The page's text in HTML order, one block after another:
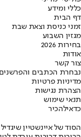
כללי ומידע
דף הבית
זמני כניסת וצאת שבת
מגזין השבוע
בחירות 2026
אודות
צור קשר
נבחרת הכתבים והפרשנים
מדיניות פרטיות
הצהרת נגישות
תנאי שימוש
כדאילהכיר
הסוד של איינשטיין